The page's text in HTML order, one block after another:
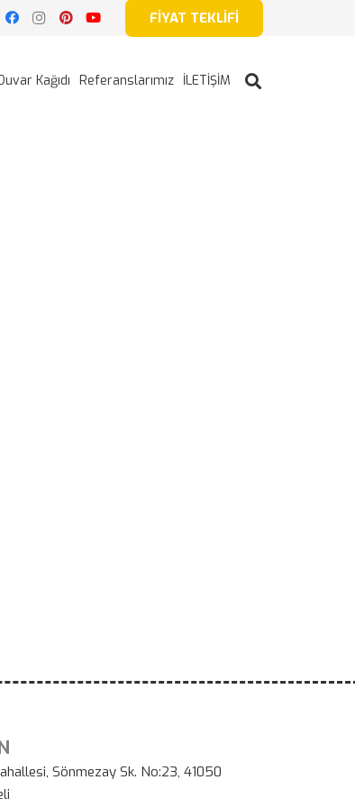
FİYAT TEKLİFİ
Kağıdı Referanslarımız İLETİŞİM
Sönmezay Sk. No:23, 41050